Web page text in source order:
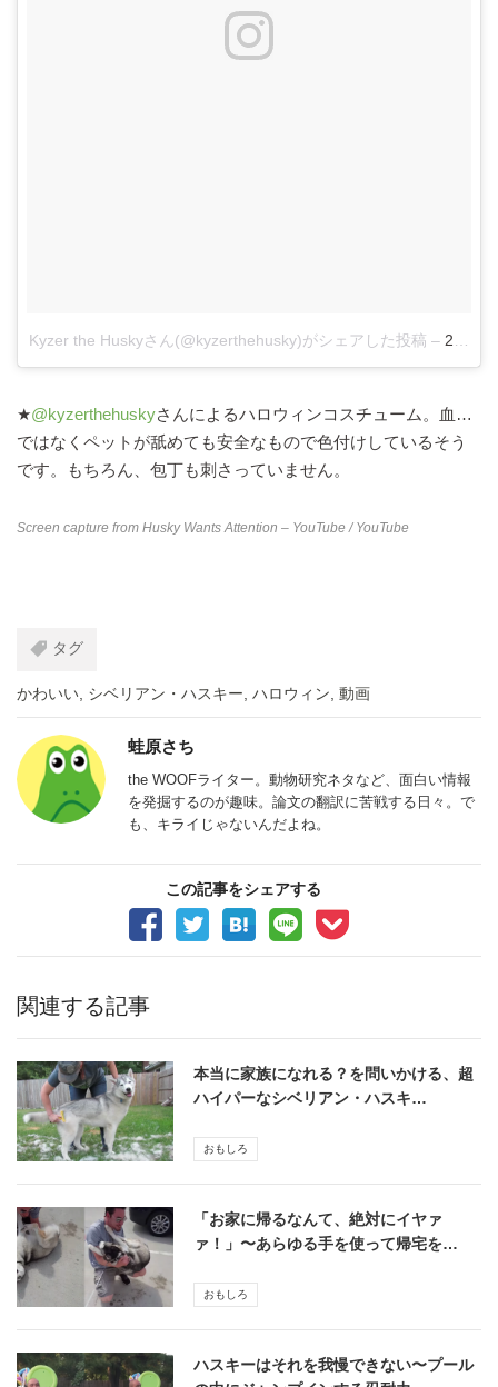
Kyzer the Huskyさん(@kyzerthehusky)がシェアした投稿 – 2017
★@kyzerthehuskyさんによるハロウィンコスチューム。血…
ではなくペットが舐めても安全なもので色付けしているそう
です。もちろん、包丁も刺さっていません。
Screen capture from Husky Wants Attention – YouTube/ YouTube
タグ
かわいい, シベリアン・ハスキー, ハロウィン, 動画
蛙原さち
the WOOFライター。動物研究ネタなど、面白い情報
を発掘するのが趣味。論文の翻訳に苦戦する日々。で
も、キライじゃないんだよね。
この記事をシェアする
関連する記事
本当に家族になれる？を問いかける、超
ハイパーなシベリアン・ハスキ…
おもしろ
「お家に帰るなんて、絶対にイヤァ
ァ！」〜あらゆる手を使って帰宅を…
おもしろ
ハスキーはそれを我慢できない〜プール